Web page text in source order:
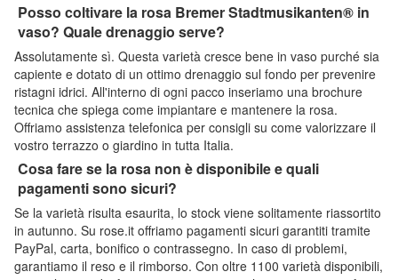
Posso coltivare la rosa Bremer Stadtmusikanten® in
vaso? Quale drenaggio serve?
Assolutamente sì. Questa varietà cresce bene in vaso purché sia
capiente e dotato di un ottimo drenaggio sul fondo per prevenire
ristagni idrici. All'interno di ogni pacco inseriamo una brochure
tecnica che spiega come impiantare e mantenere la rosa.
Offriamo assistenza telefonica per consigli su come valorizzare il
vostro terrazzo o giardino in tutta Italia.
Cosa fare se la rosa non è disponibile e quali
pagamenti sono sicuri?
Se la varietà risulta esaurita, lo stock viene solitamente riassortito
in autunno. Su rose.it offriamo pagamenti sicuri garantiti tramite
PayPal, carta, bonifico o contrassegno. In caso di problemi,
garantiamo il reso e il rimborso. Con oltre 1100 varietà disponibili,